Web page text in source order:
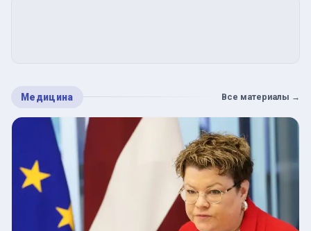
Медицина Все материалы →